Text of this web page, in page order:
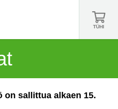
TÜHI
on sallittua alkaen 15.